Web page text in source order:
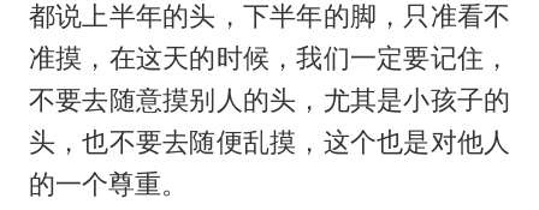
都说上半年的头，下半年的脚，只准看不
准摸，在这天的时候，我们一定要记住，
不要去随意摸别人的头，尤其是小孩子的
头，也不要去随便乱摸，这个也是对他人
的一个尊重。